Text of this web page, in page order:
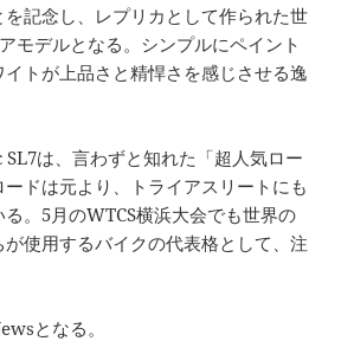
記念し、レプリカとして作られた世
モデルとなる。シンプルにペイント
イトが上品さと精悍さを感じさせる逸
は、言わずと知れた「超人気ロー
ードは元より、トライアスリートにも
。5月のWTCS横浜大会でも世界の
使用するバイクの代表格として、注
となる。